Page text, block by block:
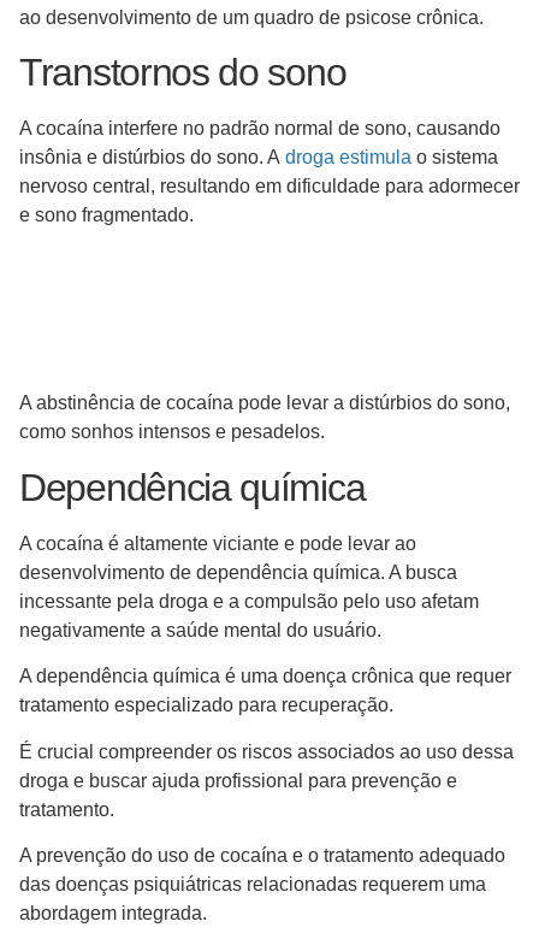
ao desenvolvimento de um quadro de psicose crônica.
Transtornos do sono
A cocaína interfere no padrão normal de sono, causando
insônia e distúrbios do sono. A droga estimula o sistema
nervoso central, resultando em dificuldade para adormecer
e sono fragmentado.
A abstinência de cocaína pode levar a distúrbios do sono,
como sonhos intensos e pesadelos.
Dependência química
A cocaína é altamente viciante e pode levar ao
desenvolvimento de dependência química. A busca
incessante pela droga e a compulsão pelo uso afetam
negativamente a saúde mental do usuário.
A dependência química é uma doença crônica que requer
tratamento especializado para recuperação.
É crucial compreender os riscos associados ao uso dessa
droga e buscar ajuda profissional para prevenção e
tratamento.
A prevenção do uso de cocaína e o tratamento adequado
das doenças psiquiátricas relacionadas requerem uma
abordagem integrada.